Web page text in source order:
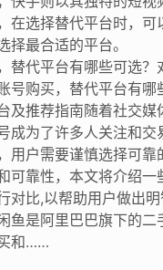
在选择替代平台时，可
择最合适的平台。
替代平台有哪些可选？
号购买，替代平台有哪
及推荐指南随着社交媒
成为了许多人关注和交
用户需要谨慎选择可靠
可靠性，本文将介绍一
对比,以帮助用户做出
鱼是阿里巴巴旗下的二
和……